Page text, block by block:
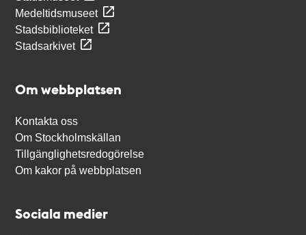
Medeltidsmuseet
Stadsbiblioteket
Stadsarkivet
Om webbplatsen
Kontakta oss
Om Stockholmskällan
Tillgänglighetsredogörelse
Om kakor på webbplatsen
Sociala medier